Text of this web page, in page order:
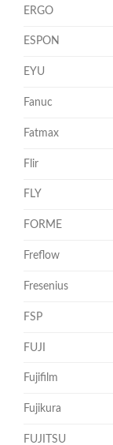
ERGO
ESPON
EYU
Fanuc
Fatmax
Flir
FLY
FORME
Freflow
Fresenius
FSP
FUJI
Fujifilm
Fujikura
FUJITSU